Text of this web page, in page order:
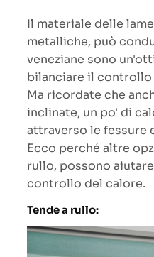
Il materiale delle
metalliche, può
veneziane sono
bilanciare il controllo
Ma ricordate che
inclinate, un po' di
attraverso le fessure
Ecco perché altre
rullo, possono
controllo del calore.
Tende a rullo: